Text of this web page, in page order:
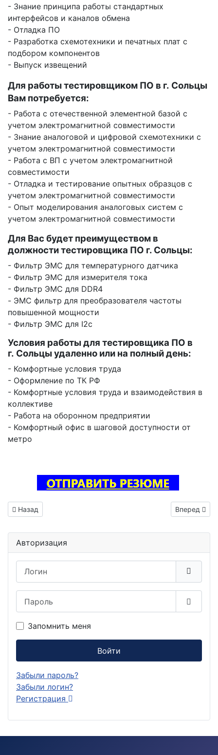
- Знание принципа работы стандартных
интерфейсов и каналов обмена
- Отладка ПО
- Разработка схемотехники и печатных плат с
подбором компонентов
- Выпуск извещений
Для работы тестировщиком ПО в г. Сольцы
Вам потребуется:
- Работа с отечественной элементной базой с
учетом электромагнитной совместимости
- Знание аналоговой и цифровой схемотехники с
учетом электромагнитной совместимости
- Работа с ВП с учетом электромагнитной
совместимости
- Отладка и тестирование опытных образцов с
учетом электромагнитной совместимости
- Опыт моделирования аналоговых систем с
учетом электромагнитной совместимости
Для Вас будет преимуществом в
должности тестировщика ПО г. Сольцы:
- Фильтр ЭМС для температурного датчика
- Фильтр ЭМС для измерителя тока
- Фильтр ЭМС для DDR4
- ЭМС фильтр для преобразователя частоты
повышенной мощности
- Фильтр ЭМС для I2c
Условия работы для тестировщика ПО в
г. Сольцы удаленно или на полный день:
- Комфортные условия труда
- Оформление по ТК РФ
- Комфортные условия труда и взаимодействия в
коллективе
- Работа на оборонном предприятии
- Комфортный офис в шаговой доступности от
метро
Предыдущий: Инженер испытатель на электромагнитную
Назад Следующий:
Вперед
Авторизация
Запомнить меня
Войти
Забыли пароль?
Забыли логин?
Регистрация